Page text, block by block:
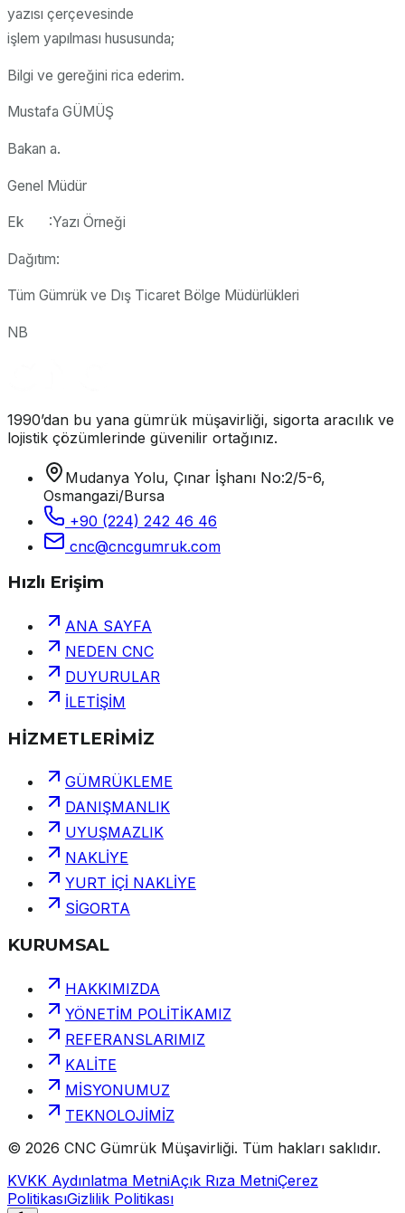
yazısı çerçevesinde
işlem yapılması hususunda;
Bilgi ve gereğini rica ederim.
Mustafa GÜMÜŞ
Bakan a.
Genel Müdür
Ek :Yazı Örneği
Dağıtım:
Tüm Gümrük ve Dış Ticaret Bölge Müdürlükleri
NB
1990’dan bu yana gümrük müşavirliği, sigorta aracılık ve
lojistik çözümlerinde güvenilir ortağınız.
Mudanya Yolu, Çınar İşhanı No:2/5-6,
Osmangazi/Bursa
+90 (224) 242 46 46
cnc@cncgumruk.com
Hızlı Erişim
ANA SAYFA
NEDEN CNC
DUYURULAR
İLETİŞİM
HİZMETLERİMİZ
GÜMRÜKLEME
DANIŞMANLIK
UYUŞMAZLIK
NAKLİYE
YURT İÇİ NAKLİYE
SİGORTA
KURUMSAL
HAKKIMIZDA
YÖNETİM POLİTİKAMIZ
REFERANSLARIMIZ
KALİTE
MİSYONUMUZ
TEKNOLOJİMİZ
© 2026 CNC Gümrük Müşavirliği. Tüm hakları saklıdır.
KVKK Aydınlatma MetniAçık Rıza MetniÇerez
PolitikasıGizlilik Politikası